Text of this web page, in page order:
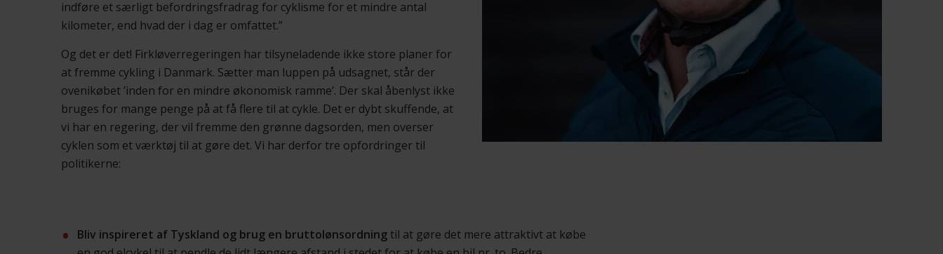
indføre et særligt befordringsfradrag for cyklisme for et mindre antal
kilometer, end hvad der i dag er omfattet.”
Og det er det! Firkløverregeringen har tilsyneladende ikke store planer for
at fremme cykling i Danmark. Sætter man luppen på udsagnet, står der
ovenikøbet ’inden for en mindre økonomisk ramme’. Der skal åbenlyst ikke
bruges for mange penge på at få flere til at cykle. Det er dybt skuffende, at
vi har en regering, der vil fremme den grønne dagsorden, men overser
cyklen som et værktøj til at gøre det. Vi har derfor tre opfordringer til
politikerne:
Bliv inspireret af Tyskland og brug en bruttolønsordning til at gøre det mere attraktivt at købe